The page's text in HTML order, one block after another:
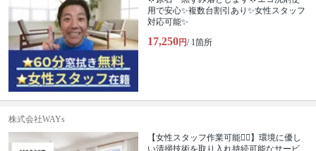
用で安心✨複数台割引あり✨女性スタッフ
対応可能✨
17,250円/ 1箇所
株式会社WAYs
【女性スタッフ作業可能🙆‍♀️】環境に優し
い清掃技術を取り入れ持続可能なサービ